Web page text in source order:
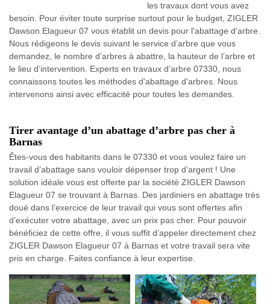
les travaux dont vous avez
besoin. Pour éviter toute surprise surtout pour le budget, ZIGLER
Dawson Elagueur 07 vous établit un devis pour l'abattage d'arbre.
Nous rédigeons le devis suivant le service d’arbre que vous
demandez, le nombre d’arbres à abattre, la hauteur de l’arbre et
le lieu d’intervention. Experts en travaux d’arbre 07330, nous
connaissons toutes les méthodes d'abattage d'arbres. Nous
intervenons ainsi avec efficacité pour toutes les demandes.
Tirer avantage d’un abattage d’arbre pas cher à
Barnas
Êtes-vous des habitants dans le 07330 et vous voulez faire un
travail d’abattage sans vouloir dépenser trop d’argent ! Une
solution idéale vous est offerte par la société ZIGLER Dawson
Elagueur 07 se trouvant à Barnas. Des jardiniers en abattage très
doué dans l’exercice de leur travail qui vous sont offertes afin
d’exécuter votre abattage, avec un prix pas cher. Pour pouvoir
bénéficiez de cette offre, il vous suffit d’appeler directement chez
ZIGLER Dawson Elagueur 07 à Barnas et votre travail sera vite
pris en charge. Faites confiance à leur expertise.